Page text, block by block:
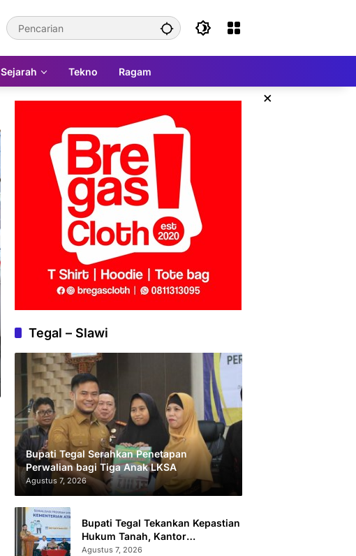
Sejarah Tekno Ragam
×
Tegal – Slawi
Bupati Tegal Serahkan Penetapan
Perwalian bagi Tiga Anak LKSA
Agustus 7, 2026
Bupati Tegal Tekankan Kepastian
Hukum Tanah, Kantor
Pertanahan Catat 296.869
Agustus 7, 2026